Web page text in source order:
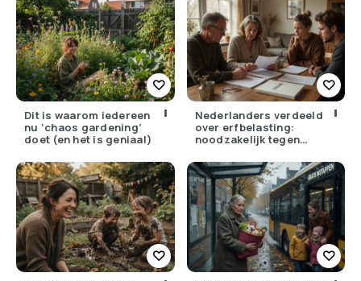
Dit is waarom iedereen
nu ‘chaos gardening’
doet (en het is geniaal)
Nederlanders verdeeld
over erfbelasting:
noodzakelijk tegen